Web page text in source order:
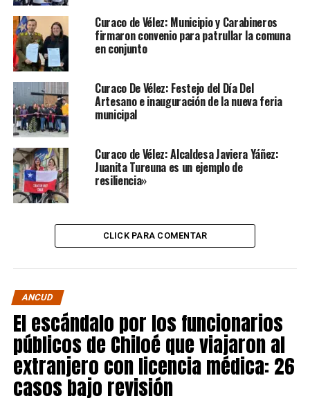
Curaco de Vélez: Municipio y Carabineros
firmaron convenio para patrullar la comuna
en conjunto
Curaco De Vélez: Festejo del Día Del
Artesano e inauguración de la nueva feria
municipal
Curaco de Vélez: Alcaldesa Javiera Yáñez:
Juanita Tureuna es un ejemplo de
resiliencia»
CLICK PARA COMENTAR
ANCUD
El escándalo por los funcionarios
públicos de Chiloé que viajaron al
extranjero con licencia médica: 26
casos bajo revisión